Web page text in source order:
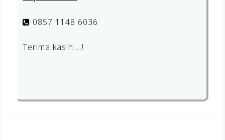
0857 1148 6036
Terima kasih …!